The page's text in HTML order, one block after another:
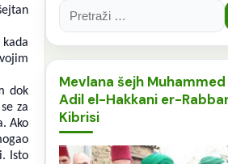
dok
za
Ako
Isto
Pretraga:
Mevlana šejh
Adil el-Hakkani er-
Kibrisi